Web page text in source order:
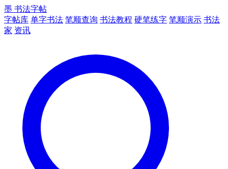
墨 书法字帖
字帖库 单字书法 笔顺查询 书法教程 硬笔练字 笔顺演示 书法
家 资讯